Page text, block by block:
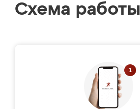
Схема работы